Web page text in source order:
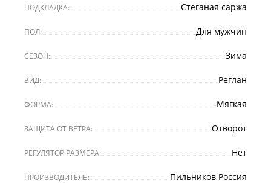
ПОДКЛАДКА: Стеганая саржа
ПОЛ: Для мужчин
СЕЗОН: Зима
ВИД: Реглан
ФОРМА: Мягкая
ЗАЩИТА ОТ ВЕТРА: Отворот
РЕГУЛЯТОР РАЗМЕРА: Нет
ПРОИЗВОДИТЕЛЬ: Пильников Россия